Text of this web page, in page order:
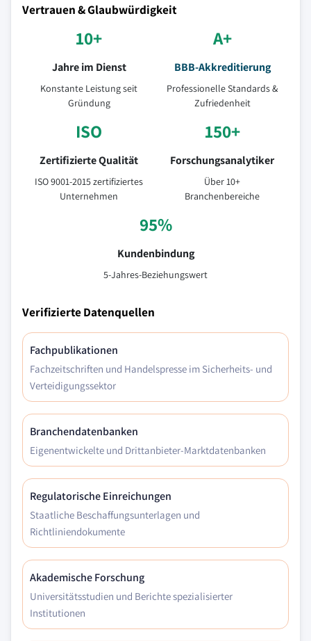
Vertrauen & Glaubwürdigkeit
10+
Jahre im Dienst
Konstante Leistung seit
Gründung
A+
BBB-Akkreditierung
Professionelle Standards &
Zufriedenheit
ISO
Zertifizierte Qualität
ISO 9001-2015 zertifiziertes
Unternehmen
150+
Forschungsanalytiker
Über 10+
Branchenbereiche
95%
Kundenbindung
5-Jahres-Beziehungswert
Verifizierte Datenquellen
Fachpublikationen
Fachzeitschriften und Handelspresse im Sicherheits- und
Verteidigungssektor
Branchendatenbanken
Eigenentwickelte und Drittanbieter-Marktdatenbanken
Regulatorische Einreichungen
Staatliche Beschaffungsunterlagen und
Richtliniendokumente
Akademische Forschung
Universitätsstudien und Berichte spezialisierter
Institutionen